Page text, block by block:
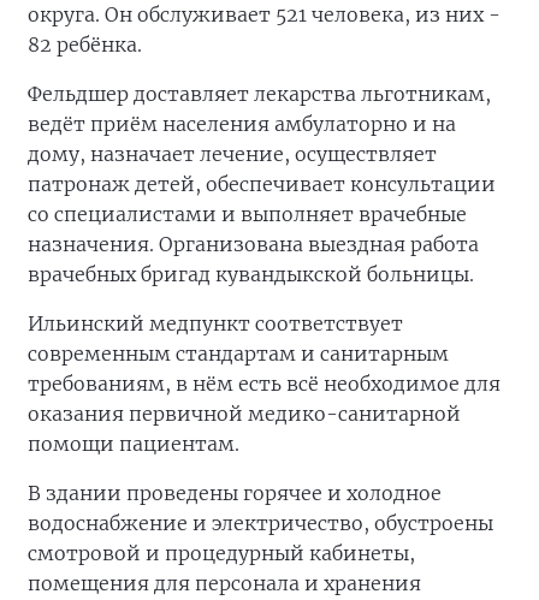
округа. Он обслуживает 521 человека, из них -
82 ребёнка.
Фельдшер доставляет лекарства льготникам,
ведёт приём населения амбулаторно и на
дому, назначает лечение, осуществляет
патронаж детей, обеспечивает консультации
со специалистами и выполняет врачебные
назначения. Организована выездная работа
врачебных бригад кувандыкской больницы.
Ильинский медпункт соответствует
современным стандартам и санитарным
требованиям, в нём есть всё необходимое для
оказания первичной медико-санитарной
помощи пациентам.
В здании проведены горячее и холодное
водоснабжение и электричество, обустроены
смотровой и процедурный кабинеты,
помещения для персонала и хранения